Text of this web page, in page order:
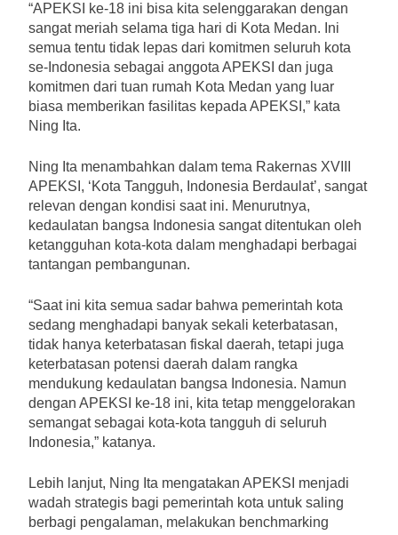
“APEKSI ke-18 ini bisa kita selenggarakan dengan
sangat meriah selama tiga hari di Kota Medan. Ini
semua tentu tidak lepas dari komitmen seluruh kota
se-Indonesia sebagai anggota APEKSI dan juga
komitmen dari tuan rumah Kota Medan yang luar
biasa memberikan fasilitas kepada APEKSI,” kata
Ning Ita.
Ning Ita menambahkan dalam tema Rakernas XVIII
APEKSI, ‘Kota Tangguh, Indonesia Berdaulat’, sangat
relevan dengan kondisi saat ini. Menurutnya,
kedaulatan bangsa Indonesia sangat ditentukan oleh
ketangguhan kota-kota dalam menghadapi berbagai
tantangan pembangunan.
“Saat ini kita semua sadar bahwa pemerintah kota
sedang menghadapi banyak sekali keterbatasan,
tidak hanya keterbatasan fiskal daerah, tetapi juga
keterbatasan potensi daerah dalam rangka
mendukung kedaulatan bangsa Indonesia. Namun
dengan APEKSI ke-18 ini, kita tetap menggelorakan
semangat sebagai kota-kota tangguh di seluruh
Indonesia,” katanya.
Lebih lanjut, Ning Ita mengatakan APEKSI menjadi
wadah strategis bagi pemerintah kota untuk saling
berbagi pengalaman, melakukan benchmarking